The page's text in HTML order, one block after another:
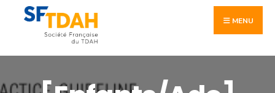
Skip
content
MENU
Search
for: